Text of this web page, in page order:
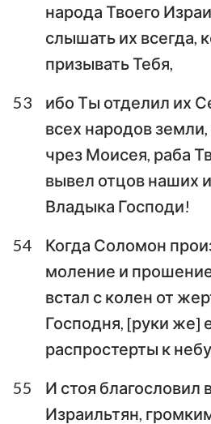
народа Твоего
слышать их всегда,
призывать Тебя,
53
ибо Ты отделил их
всех народов
чрез Моисея, раба
вывел отцов наших
Владыка Господи!
54
Когда Соломон
моление и прошение
встал с колен от
Господня, [руки же]
распростерты к небу.
55
И стоя благословил
Израильтян,